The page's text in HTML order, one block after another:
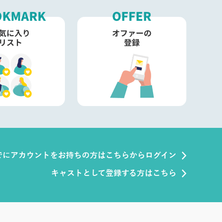
にアカウントをお持ちの方はこちらからログイン
キャストとして登録する方はこちら